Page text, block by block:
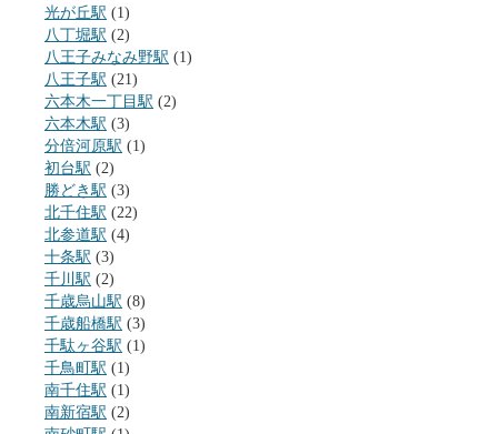
光が丘駅 (1)
八丁堀駅 (2)
八王子みなみ野駅 (1)
八王子駅 (21)
六本木一丁目駅 (2)
六本木駅 (3)
分倍河原駅 (1)
初台駅 (2)
勝どき駅 (3)
北千住駅 (22)
北参道駅 (4)
十条駅 (3)
千川駅 (2)
千歳烏山駅 (8)
千歳船橋駅 (3)
千駄ヶ谷駅 (1)
千鳥町駅 (1)
南千住駅 (1)
南新宿駅 (2)